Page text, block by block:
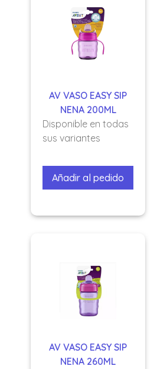
AV VASO EASY SIP
NENA 200ML
Disponible en todas
sus variantes
Añadir al pedido
AV VASO EASY SIP
NENA 260ML